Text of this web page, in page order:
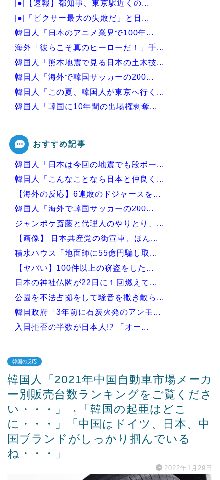
|●|【速報】都知事、東京駅近くの...
|●|「ピクサー最大の失敗だ」と日...
韓国人「日本のアニメ業界で100年...
海外「彼らこそ真のヒーローだ！」手...
韓国人「熊本地震で見る日本の土木技...
韓国人「海外で韓国サッカーの200...
韓国人「この夏、韓国人が東京へ行く...
韓国人「韓国に10年間の出場権剥奪...
Powered by livedoor 相互RSS
おすすめ記事
韓国人「日本は今回の地震でも段ボー...
韓国人「こんなことなら日本と仲良く...
【海外の反応】6連敗のドジャースを...
韓国人「海外で韓国サッカーの200...
ジャンポケ斎藤と代理人のやりとり、...
【画像】 日本共産党の街宣車、ほん...
積水ハウス「地面師に55億円騙し取...
【ヤバい】100件以上の窃盗をした...
日本の神社仏閣が22日に１回燃えて...
公園を不法占拠をして騒音を撒き散ら...
韓国政府「3年前に石炭火発のアンモ...
入国拒否の半数が日本人!? 「オー...
Powered by livedoor 相互RSS
韓国の反応
韓国人「2021年中国自動車市場メーカ
ー別販売台数ランキングをご覧くださ
い・・・」→「韓国の起亜はどこ
に・・・」「中国はドイツ、日本、中
国ブランドがしっかり掴んでいる
ね・・・」
2022年1月29日